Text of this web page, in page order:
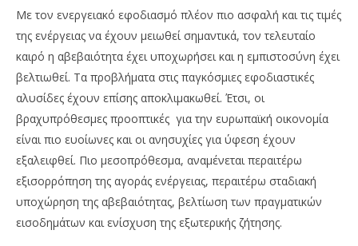
Με τον ενεργειακό εφοδιασμό πλέον πιο ασφαλή και τις τιμές
της ενέργειας να έχουν μειωθεί σημαντικά, τον τελευταίο
καιρό η αβεβαιότητα έχει υποχωρήσει και η εμπιστοσύνη έχει
βελτιωθεί. Τα προβλήματα στις παγκόσμιες εφοδιαστικές
αλυσίδες έχουν επίσης αποκλιμακωθεί. Έτσι, οι
βραχυπρόθεσμες προοπτικές για την ευρωπαϊκή οικονομία
είναι πιο ευοίωνες και οι ανησυχίες για ύφεση έχουν
εξαλειφθεί. Πιο μεσοπρόθεσμα, αναμένεται περαιτέρω
εξισορρόπηση της αγοράς ενέργειας, περαιτέρω σταδιακή
υποχώρηση της αβεβαιότητας, βελτίωση των πραγματικών
εισοδημάτων και ενίσχυση της εξωτερικής ζήτησης.